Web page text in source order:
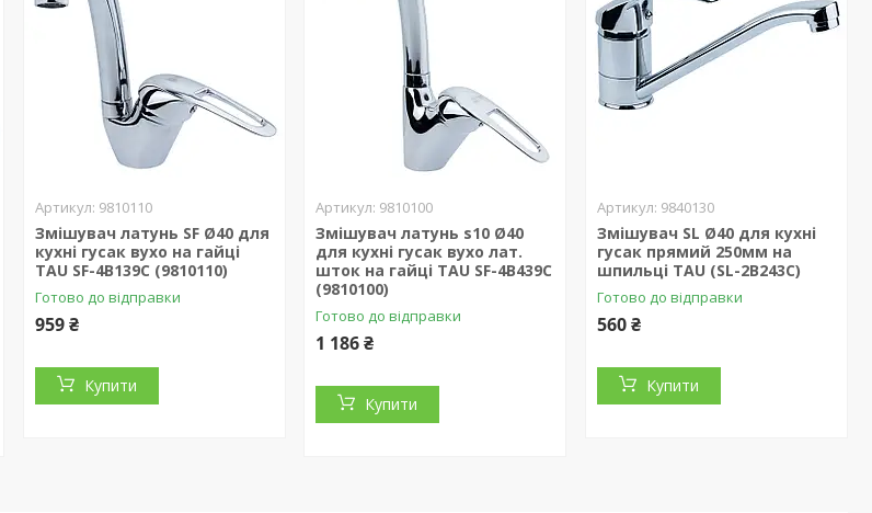
9810110
Змішувач латунь SF Ø40 для
кухні гусак вухо на гайці
TAU SF-4B139C (9810110)
Готово до відправки
959 ₴
Купити
9810100
Змішувач латунь s10 Ø40
для кухні гусак вухо лат.
шток на гайці TAU SF-4B439C
(9810100)
Готово до відправки
1 186 ₴
Купити
9840130
Змішувач SL Ø40 для кухні
гусак прямий 250мм на
шпильці TAU (SL-2B243C)
Готово до відправки
560 ₴
Купити